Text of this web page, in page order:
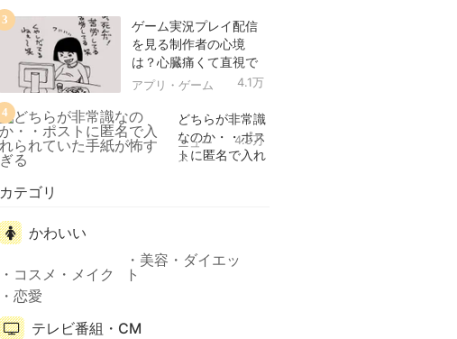
ゲーム実況プレイ配信
を見る制作者の心境
は？心臓痛くて直視で
きなかった！
アプリ・ゲーム 4.1万
3
どちらが非常識
なのか・・ポス
トに匿名で入れ
ニュー
ス
4.9万
4
カテゴリ
かわいい
コスメ・メイク
美容・ダイエッ
ト
恋愛
テレビ番組・CM